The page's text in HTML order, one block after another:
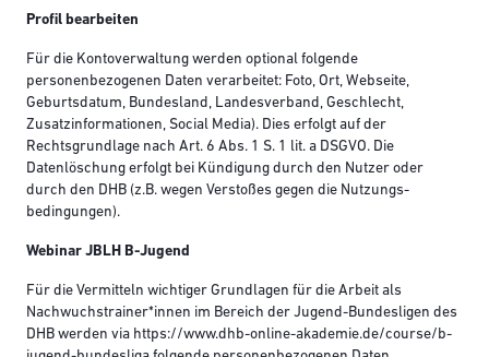
Profil bearbeiten
Für die Kontoverwaltung werden optional folgende
personenbezogenen Daten verarbeitet: Foto, Ort, Webseite,
Geburtsdatum, Bundesland, Landesverband, Geschlecht,
Zusatzinformationen, Social Media). Dies erfolgt auf der
Rechtsgrundlage nach Art. 6 Abs. 1 S. 1 lit. a DSGVO. Die
Datenlöschung erfolgt bei Kündigung durch den Nutzer oder
durch den DHB (z.B. wegen Verstoßes gegen die Nutzungs-
bedingungen).
Webinar JBLH B-Jugend
Für die Vermitteln wichtiger Grundlagen für die Arbeit als
Nachwuchstrainer*innen im Bereich der Jugend-Bundesligen des
DHB werden via https://www.dhb-online-akademie.de/course/b-